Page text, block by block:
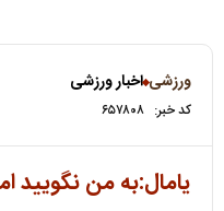
ورزشی اخبار ورزشی
کد خبر: ۶۵۷۸۰۸
یامال:به من نگویید